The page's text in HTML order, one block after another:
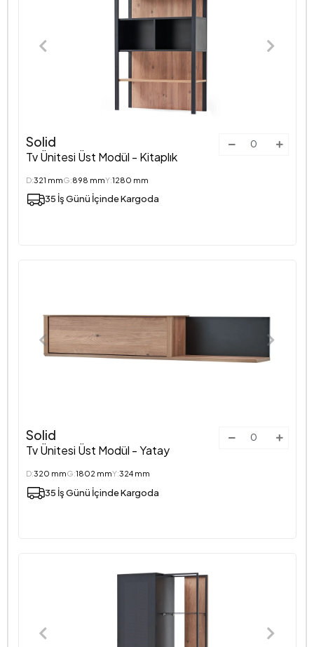
Solid
Tv Ünitesi Üst Modül - Kitaplık
D:321 mmG:898 mmY:1280 mm
35 İş Günü İçinde Kargoda
Solid
Tv Ünitesi Üst Modül - Yatay
D:320 mmG:1802 mmY:324 mm
35 İş Günü İçinde Kargoda